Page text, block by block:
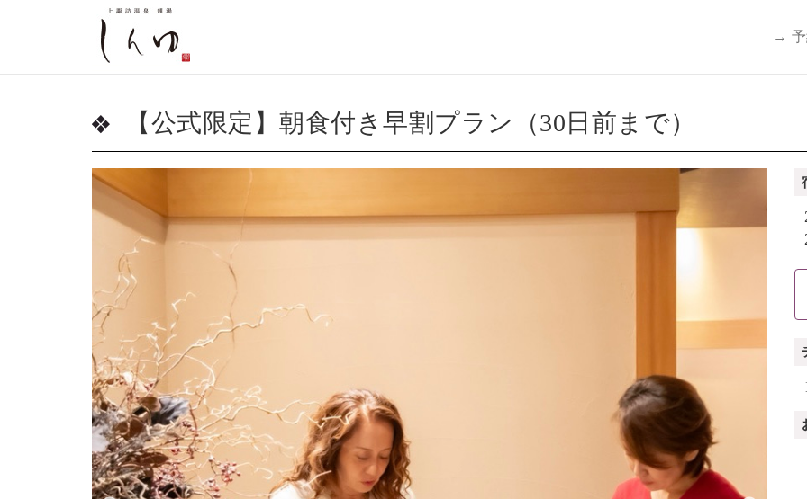
→ 予
【公式限定】朝食付き早割プラン（30日前まで）